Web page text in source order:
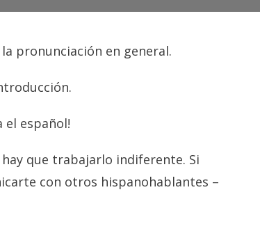
pronunciación en general.
el español!
que trabajarlo indiferente. Si
con otros hispanohablantes –